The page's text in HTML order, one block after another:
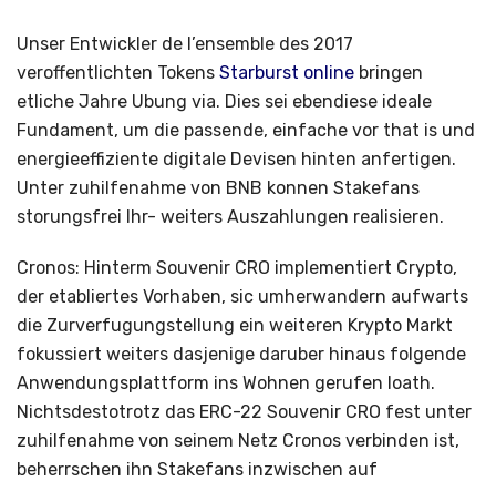
Unser Entwickler de l’ensemble des 2017
veroffentlichten Tokens Starburst online bringen
etliche Jahre Ubung via. Dies sei ebendiese ideale
Fundament, um die passende, einfache vor that is und
energieeffiziente digitale Devisen hinten anfertigen.
Unter zuhilfenahme von BNB konnen Stakefans
storungsfrei Ihr- weiters Auszahlungen realisieren.
Cronos: Hinterm Souvenir CRO implementiert Crypto,
der etabliertes Vorhaben, sic umherwandern aufwarts
die Zurverfugungstellung ein weiteren Krypto Markt
fokussiert weiters dasjenige daruber hinaus folgende
Anwendungsplattform ins Wohnen gerufen loath.
Nichtsdestotrotz das ERC-22 Souvenir CRO fest unter
zuhilfenahme von seinem Netz Cronos verbinden ist,
beherrschen ihn Stakefans inzwischen auf